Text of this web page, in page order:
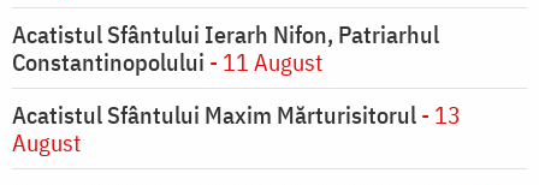
Acatistul Sfântului Ierarh Nifon, Patriarhul
Constantinopolului - 11 August
Acatistul Sfântului Maxim Mărturisitorul- 13
August